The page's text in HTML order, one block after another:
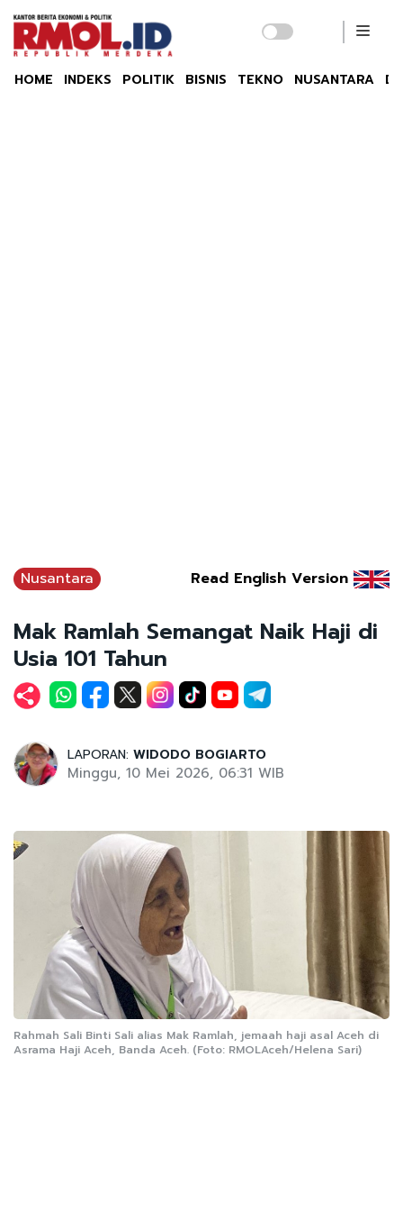
HOME INDEKS POLITIK BISNIS TEKNO NUSANTARA
Nusantara Read English Version
Mak Ramlah Semangat Naik Haji di
Usia 101 Tahun
LAPORAN: WIDODO BOGIARTO
Minggu, 10 Mei 2026, 06:31 WIB
Rahmah Sali Binti Sali alias Mak Ramlah, jemaah haji asal Aceh di
Asrama Haji Aceh, Banda Aceh. (Foto: RMOLAceh/Helena Sari)